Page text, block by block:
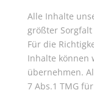
Alle Inhalte
größter
Für die
Inhalte können
übernehmen.
7 Abs.1 TMG